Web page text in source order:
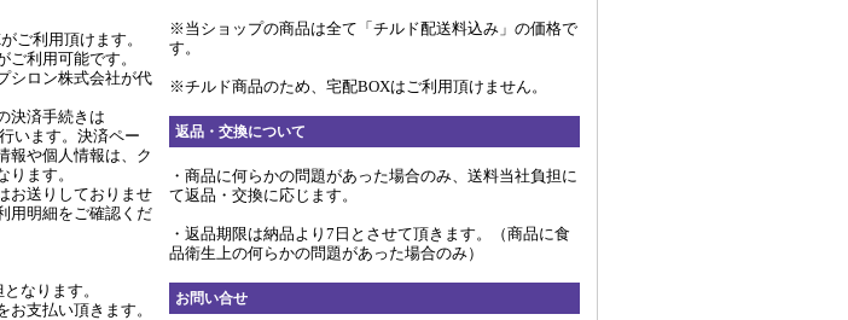
ご利用頂けます。
ご利用可能です。
シロン株式会社が代
決済手続きは
います。決済ペー
報や個人情報は、ク
ります。
お送りしておりませ
用明細をご確認くだ
なります。
お支払い頂きます。
※当ショップの商品は全て「チルド配送料込み」の価格で
す。
※チルド商品のため、宅配BOXはご利用頂けません。
返品・交換について
・商品に何らかの問題があった場合のみ、送料当社負担に
て返品・交換に応じます。
・返品期限は納品より7日とさせて頂きます。（商品に食
品衛生上の何らかの問題があった場合のみ）
お問い合せ